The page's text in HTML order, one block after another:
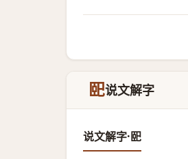
巸说文解字
说文解字·巸